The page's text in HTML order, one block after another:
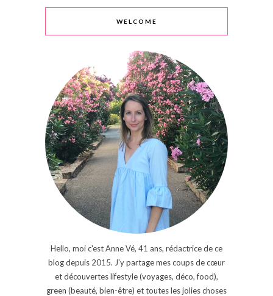
WELCOME
Hello, moi c'est Anne Vé, 41 ans, rédactrice de ce
blog depuis 2015. J'y partage mes coups de cœur
et découvertes lifestyle (voyages, déco, food),
green (beauté, bien-être) et toutes les jolies choses